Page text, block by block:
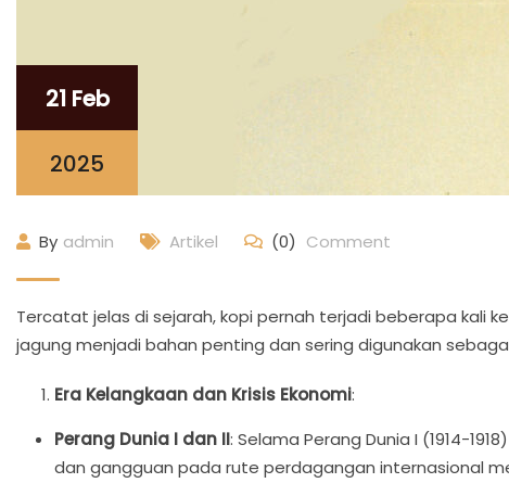
21 Feb
2025
By admin Artikel (0) Comment
Tercatat jelas di sejarah, kopi pernah terjadi beberapa kali
jagung menjadi bahan penting dan sering digunakan
Era Kelangkaan dan Krisis Ekonomi:
Perang Dunia I dan II: Selama Perang Dunia I (1914-
dan gangguan pada rute perdagangan internasional